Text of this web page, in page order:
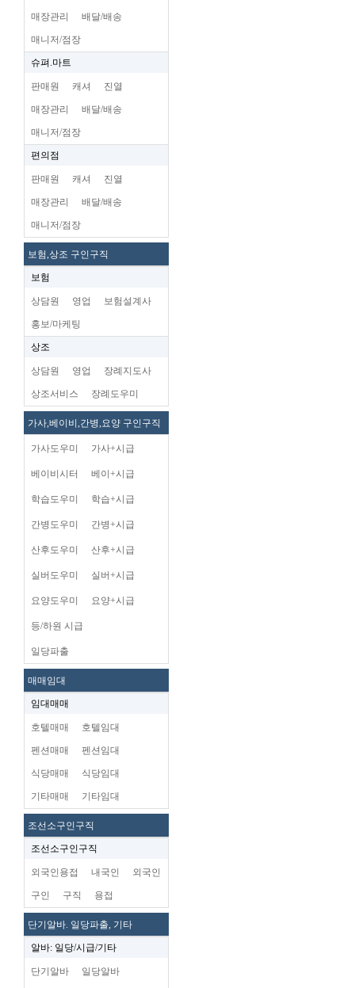
매장관리 배달/배송
매니저/점장
슈펴.마트
판매원 캐셔 진열
매장관리 배달/배송
매니저/점장
편의점
판매원 캐셔 진열
매장관리 배달/배송
매니저/점장
보험,상조 구인구직
보험
상담원 영업 보험설계사
홍보/마케팅
상조
상담원 영업 장례지도사
상조서비스 장례도우미
가사,베이비,간병,요양 구인구직
가사도우미 가사+시급
베이비시터 베이+시급
학습도우미 학습+시급
간병도우미 간병+시급
산후도우미 산후+시급
실버도우미 실버+시급
요양도우미 요양+시급
등/하원 시급
일당파출
매매임대
임대매매
호텔매매 호텔임대
펜션매매 펜션임대
식당매매 식당임대
기타매매 기타임대
조선소구인구직
조선소구인구직
외국인용접 내국인 외국인
구인 구직 용접
단기알바. 일당파출, 기타
알바: 일당/시급/기타
단기알바 일당알바